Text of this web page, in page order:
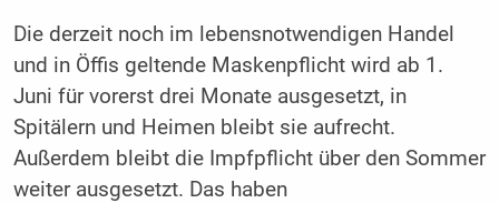
Die derzeit noch im lebensnotwendigen Handel
und in Öffis geltende Maskenpflicht wird ab 1.
Juni für vorerst drei Monate ausgesetzt, in
Spitälern und Heimen bleibt sie aufrecht.
Außerdem bleibt die Impfpflicht über den Sommer
weiter ausgesetzt. Das haben